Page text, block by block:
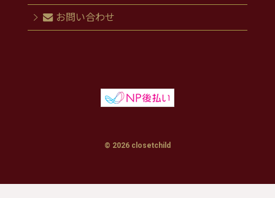
お問い合わせ
© 2026 closetchild